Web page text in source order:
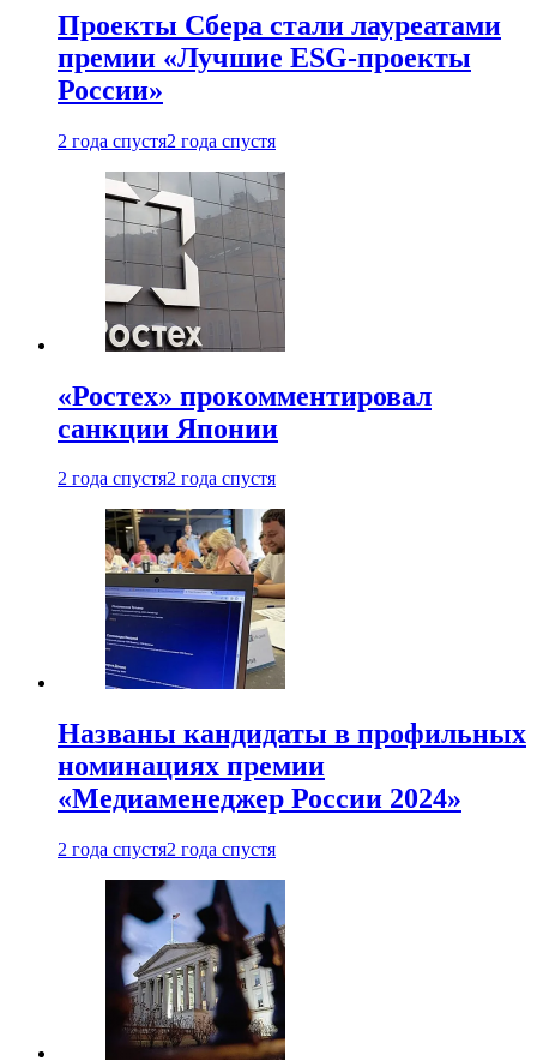
Проекты Сбера стали лауреатами
премии «Лучшие ESG-проекты
России»
2 года спустя2 года спустя
«Ростех» прокомментировал
санкции Японии
2 года спустя2 года спустя
Названы кандидаты в профильных
номинациях премии
«Медиаменеджер России 2024»
2 года спустя2 года спустя